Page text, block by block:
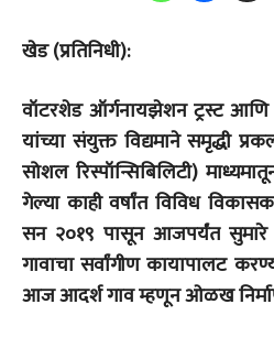
खेड (प्रतिनिधी):
वॉटरशेड ऑर्गनायझेशन ट्रस्ट आणि
यांच्या संयुक्त विद्यमाने समृद्धी
सोशल रिस्पॉन्सिबिलिटी)
गेल्या काही वर्षांत विविध
सन २०१९ पासून आजपर्यंत सुमारे
गावाचा सर्वांगीण कायापालट
आज आदर्श गाव म्हणून ओळख